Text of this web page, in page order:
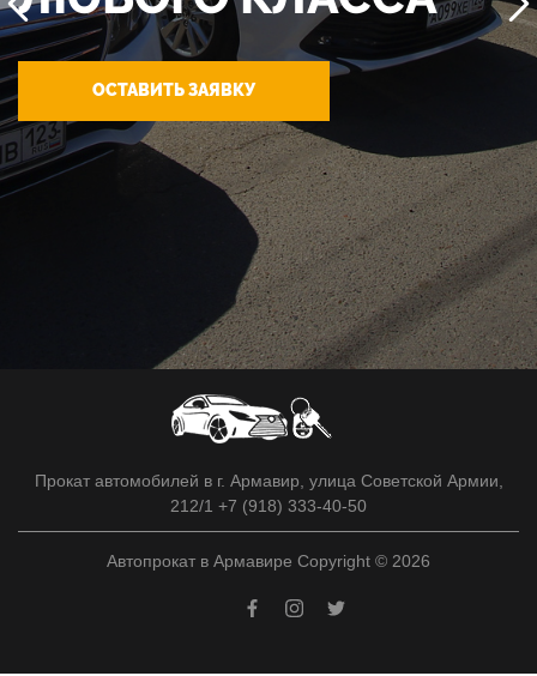
ОСТАВИТЬ ЗАЯВКУ
Прокат автомобилей в г. Армавир, улица Советской Армии,
212/1 +7 (918) 333-40-50
Автопрокат в Армавире Copyright © 2026